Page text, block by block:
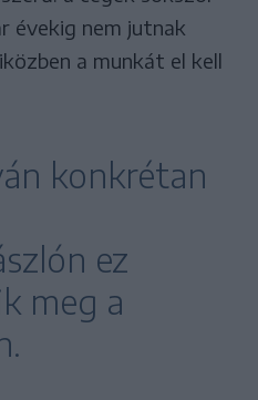
évekig nem jutnak
a munkát el kell
konkrétan
ez
meg a